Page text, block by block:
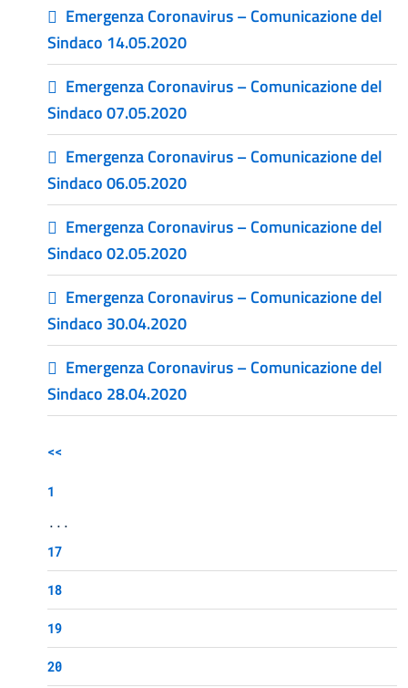
Emergenza Coronavirus – Comunicazione del
Sindaco 14.05.2020
Emergenza Coronavirus – Comunicazione del
Sindaco 07.05.2020
Emergenza Coronavirus – Comunicazione del
Sindaco 06.05.2020
Emergenza Coronavirus – Comunicazione del
Sindaco 02.05.2020
Emergenza Coronavirus – Comunicazione del
Sindaco 30.04.2020
Emergenza Coronavirus – Comunicazione del
Sindaco 28.04.2020
<<
1
...
17
18
19
20